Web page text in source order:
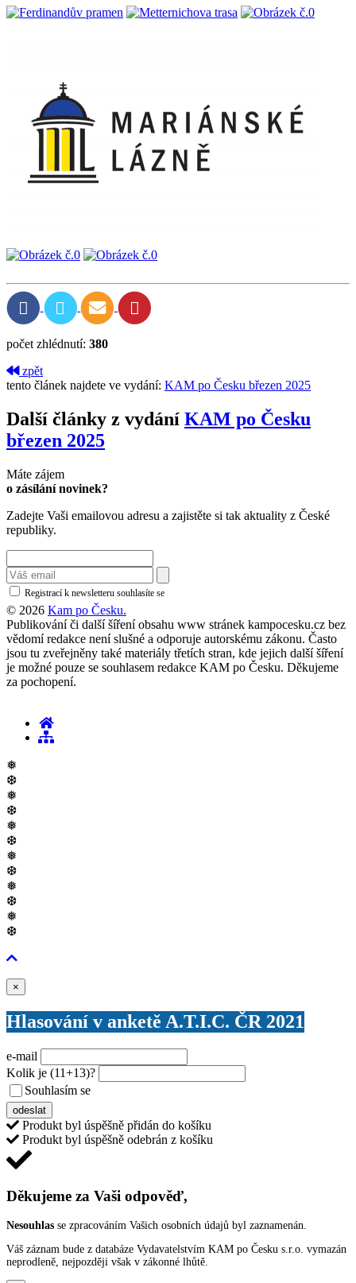
počet zhlédnutí: 380
zpět
tento článek najdete ve vydání: KAM po Česku březen 2025
Další články z vydání KAM po Česku
březen 2025
Máte zájem
o zásílání novinek?
Zadejte Vaši emailovou adresu a zajistěte si tak aktuality z České
republiky.
Registrací k newsletteru souhlasíte se
© 2026 Kam po Česku.
Publikování či další šíření obsahu www stránek kampocesku.cz bez
vědomí redakce není slušné a odporuje autorskému zákonu. Často
jsou tu zveřejněny také materiály třetích stran, kde jejich další šíření
je možné pouze se souhlasem redakce KAM po Česku. Děkujeme
za pochopení.
❅
❆
❅
❆
❅
❆
❅
❆
❅
❆
❅
❆
×
Hlasování v anketě A.T.I.C. ČR 2021
e-mail
Kolik je (11+13)?
Souhlasím se
odeslat
Produkt byl úspěšně přidán do košíku
Produkt byl úspěšně odebrán z košíku
Děkujeme za Vaši odpověď,
Nesouhlas se zpracováním Vašich osobních údajů byl zaznamenán.
Váš záznam bude z databáze Vydavatelstvím KAM po Česku s.r.o. vymazán
neprodleně, nejpozději však v zákonné lhůtě.